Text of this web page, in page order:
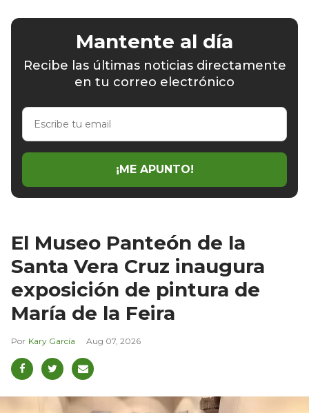
Mantente al día
Recibe las últimas noticias directamente
en tu correo electrónico
Escribe
email
¡ME APUNTO!
El Museo Panteón de la
Santa Vera Cruz inaugura
exposición de pintura de
María de la Feira
Kary García Aug 07, 2026